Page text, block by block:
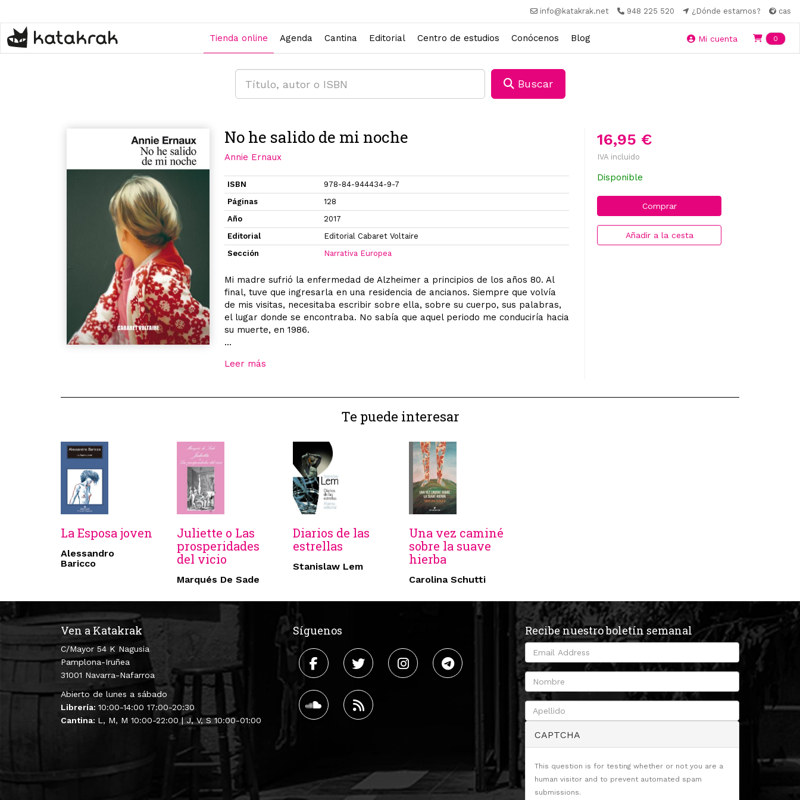
contenido
principal
info@katakrak.net 948 225 520 ¿Dónde estamos? cas
Tienda online Agenda Cantina Editorial Centro de estudios Conócenos Blog Mi cuenta 0
Buscar
16,95 €
IVA incluido
Disponible
Comprar
Añadir a la cesta
No he salido de mi noche
Annie Ernaux
ISBN
978-84-944434-9-7
Páginas
128
Año
2017
Editorial
Editorial Cabaret Voltaire
Sección
Narrativa Europea
Mi madre sufrió la enfermedad de Alzheimer a principios de los años 80. Al
final, tuve que ingresarla en una residencia de ancianos. Siempre que volvía
de mis visitas, necesitaba escribir sobre ella, sobre su cuerpo, sus palabras,
el lugar donde se encontraba. No sabía que aquel periodo me conduciría hacia
su muerte, en 1986.
...
Leer más
Te puede interesar
La Esposa joven
Alessandro
Baricco
Juliette o Las
prosperidades
del vicio
Marqués De Sade
Diarios de las
estrellas
Stanislaw Lem
Una vez caminé
sobre la suave
hierba
Carolina Schutti
Ven a Katakrak
C/Mayor 54 K Nagusia
Pamplona-Iruñea
31001 Navarra-Nafarroa
Abierto de lunes a sábado
Librería: 10:00-14:00 17:00-20:30
Cantina: L, M, M 10:00-22:00 | J, V, S 10:00-01:00
Síguenos Recibe nuestro boletín semanal
CAPTCHA
This question is for testing whether or not you are a
human visitor and to prevent automated spam
submissions.